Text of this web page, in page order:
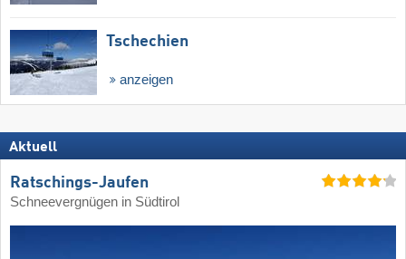
Tschechien
anzeigen
Aktuell
Ratschings-Jaufen
Schneevergnügen in Südtirol